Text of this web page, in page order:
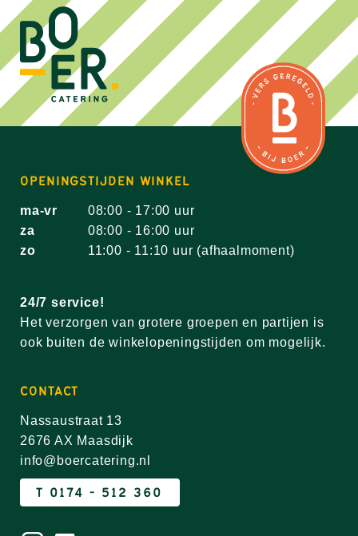
OPENINGSTIJDEN WINKEL
ma-vr
08:00 - 17:00 uur
za
08:00 - 16:00 uur
zo
11:00 - 11:10 uur (afhaalmoment)
24/7 service!
Het verzorgen van grotere groepen en partijen is
ook buiten de winkelopeningstijden om mogelijk.
CONTACT
Nassaustraat 13
2676 AX Maasdijk
info@boercatering.nl
T 0174 - 512 360